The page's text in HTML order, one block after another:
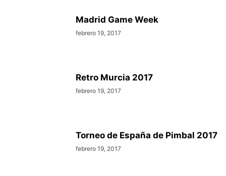
Madrid Game Week
febrero 19, 2017
Retro Murcia 2017
febrero 19, 2017
Torneo de España de Pimbal 2017
febrero 19, 2017